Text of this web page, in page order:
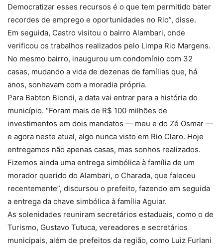
Democratizar esses recursos é o que tem permitido bater
recordes de emprego e oportunidades no Rio”, disse.
Em seguida, Castro visitou o bairro Alambari, onde
verificou os trabalhos realizados pelo Limpa Rio Margens.
No mesmo bairro, inaugurou um condomínio com 32
casas, mudando a vida de dezenas de famílias que, há
anos, sonhavam com a moradia própria.
Para Babton Biondi, a data vai entrar para a história do
município. “Foram mais de R$ 100 milhões de
investimentos em dois mandatos — meu e do Zé Osmar —
e agora neste atual, algo nunca visto em Rio Claro. Hoje
entregamos não apenas casas, mas sonhos realizados.
Fizemos ainda uma entrega simbólica à família de um
morador querido do Alambari, o Charada, que faleceu
recentemente”, discursou o prefeito, fazendo em seguida
a entrega da chave simbólica à família Aguiar.
As solenidades reuniram secretários estaduais, como o de
Turismo, Gustavo Tutuca, vereadores e secretários
municipais, além de prefeitos da região, como Luiz Furlani